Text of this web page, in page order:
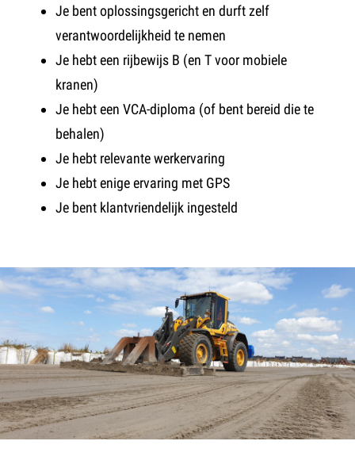
Je bent oplossingsgericht en durft zelf
verantwoordelijkheid te nemen
Je hebt een rijbewijs B (en T voor mobiele
kranen)
Je hebt een VCA-diploma (of bent bereid die te
behalen)
Je hebt relevante werkervaring
Je hebt enige ervaring met GPS
Je bent klantvriendelijk ingesteld